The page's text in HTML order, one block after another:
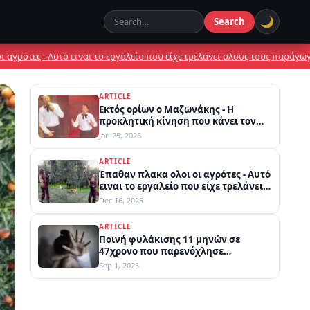
Search 🌙
ειναι το εργαλείο που είχε τρελάνει ολους τους παράγωγους•Ποινή
ARTICLE
Εκτός ορίων ο Μαζωνάκης - Η
προκλητική κίνηση που κάνει τον
γύρο του διαδικτύου
Jan 25, 2026
ARTICLE
Έπαθαν πλακα ολοι οι αγρότες - Αυτό
ειναι το εργαλείο που είχε τρελάνει
ολους τους παράγωγους
Dec 16, 2025
ARTICLE
Ποινή φυλάκισης 11 μηνών σε
47χρονο που παρενόχλησε
σεξουαλικά 18χρονη μέσα σε πλοίο
στην Κυλλήνη
Sep 1, 2025